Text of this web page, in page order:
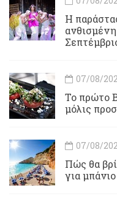
Η
07/08/
Το πρώτο
μόλις
07/08/
Πώς θα
για